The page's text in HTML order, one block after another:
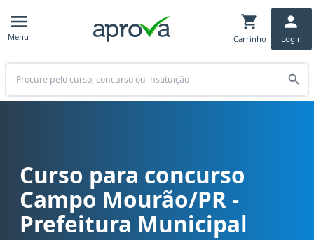
Menu Carrinho Login
Buscar
Curso para concurso Campo Mourão/PR - Prefeitura Municipal
Curso para concurso
Campo Mourão/PR -
Prefeitura Municipal